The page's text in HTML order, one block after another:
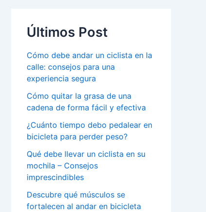
Últimos Post
Cómo debe andar un ciclista en la
calle: consejos para una
experiencia segura
Cómo quitar la grasa de una
cadena de forma fácil y efectiva
¿Cuánto tiempo debo pedalear en
bicicleta para perder peso?
Qué debe llevar un ciclista en su
mochila – Consejos
imprescindibles
Descubre qué músculos se
fortalecen al andar en bicicleta